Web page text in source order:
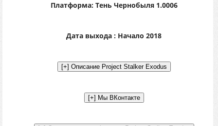
Платформа: Тень Чернобыля 1.0006
Дата выхода : Начало 2018